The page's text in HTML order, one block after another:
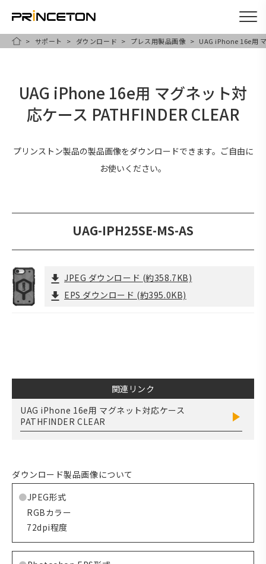
HOME
サポート ダウンロード プレス用製品画像 UAG iPhone 16e用
UAG iPhone 16e用 マグネット対
応ケース PATHFINDER CLEAR
プリンストン製品の製品画像をダウンロードできます。ご自由に
お使いください。
UAG-IPH25SE-MS-AS
JPEG ダウンロード (約358.7KB)
EPS ダウンロード (約395.0KB)
関連リンク
UAG iPhone 16e用 マグネット対応ケース
PATHFINDER CLEAR
ダウンロード製品画像について
JPEG形式
RGBカラー
72dpi程度